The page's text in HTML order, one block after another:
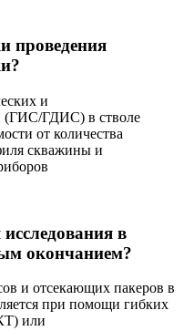
проведения
и
(ГИС/ГДИС) в стволе
от количества
скважины и
в
окончанием?
и отсекающих пакеров в
при помощи гибких
или